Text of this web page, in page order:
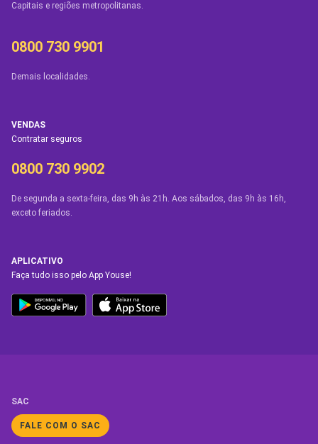
Capitais e regiões metropolitanas.
0800 730 9901
Demais localidades.
VENDAS
Contratar seguros
0800 730 9902
De segunda a sexta-feira, das 9h às 21h. Aos sábados, das 9h às 16h,
exceto feriados.
APLICATIVO
Faça tudo isso pelo App Youse!
SAC
FALE COM O SAC